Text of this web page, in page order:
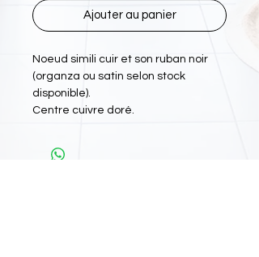
Ajouter au panier
Noeud simili cuir et son ruban noir
(organza ou satin selon stock
disponible).
Centre cuivre doré.